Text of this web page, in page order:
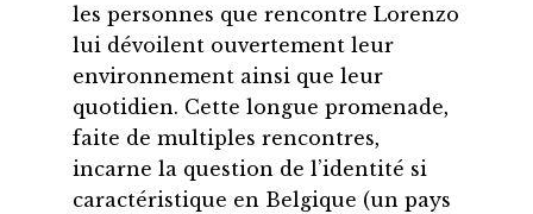
les personnes que rencontre Lorenzo
lui dévoilent ouvertement leur
environnement ainsi que leur
quotidien. Cette longue promenade,
faite de multiples rencontres,
incarne la question de l’identité si
caractéristique en Belgique (un pays